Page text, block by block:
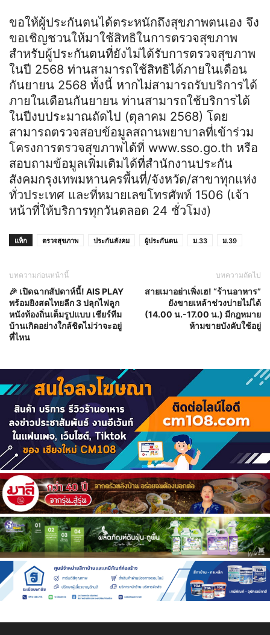
ขอให้ผู้ประกันตนได้ตระหนักถึงสุขภาพตนเอง จึง
ขอเชิญชวนให้มาใช้สิทธิในการตรวจสุขภาพ
สำหรับผู้ประกันตนที่ยังไม่ได้รับการตรวจสุขภาพ
ในปี 2568 ท่านสามารถใช้สิทธิได้ภายในเดือน
กันยายน 2568 ทั้งนี้ หากไม่สามารถรับบริการได้
ภายในเดือนกันยายน ท่านสามารถใช้บริการได้
ในปีงบประมาณถัดไป (ตุลาคม 2568) โดย
สามารถตรวจสอบข้อมูลสถานพยาบาลที่เข้าร่วม
โครงการตรวจสุขภาพได้ที่ www.sso.go.th หรือ
สอบถามข้อมูลเพิ่มเติมได้ที่สำนักงานประกัน
สังคมกรุงเทพมหานครพื้นที่/จังหวัด/สาขาทุกแห่ง
ทั่วประเทศ และที่หมายเลขโทรศัพท์ 1506 (เจ้า
หน้าที่ให้บริการทุกวันตลอด 24 ชั่วโมง)
แท็ก ตรวจสุขภาพ ประกันสังคม ผู้ประกันตน ม.33 ม.39
บทความก่อนหน้านี้
🎉 เปิดฉากสัปดาห์นี้! AIS PLAY
พร้อมยิงสดไทยลีก 3 ปลุกไฟลูก
หนังท้องถิ่นเต็มรูปแบบ เชียร์ทีม
บ้านเกิดอย่างใกล้ชิดไม่ว่าจะอยู่
ที่ไหน
บทความถัดไป
สายเมาอย่าเพิ่งเฮ! “ร้านอาหาร”
ยังขายเหล้าช่วงบ่ายไม่ได้
(14.00 น.-17.00 น.) มีกฎหมาย
ห้ามขายบังคับใช้อยู่